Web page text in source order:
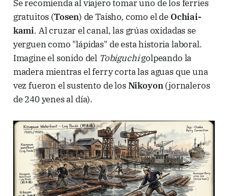
Se recomienda al viajero tomar uno de los ferries
gratuitos (Tosen) de Taisho, como el de Ochiai-
kami. Al cruzar el canal, las grúas oxidadas se
yerguen como "lápidas" de esta historia laboral.
Imagine el sonido del Tobiguchigolpeando la
madera mientras el ferry corta las aguas que una
vez fueron el sustento de losNikoyon(jornaleros
de 240 yenes al día).